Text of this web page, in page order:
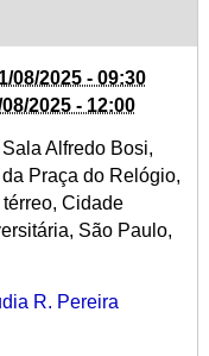
08/2025 - 09:30
08/2025 - 12:00
Sala Alfredo Bosi,
da Praça do Relógio,
térreo, Cidade
São Paulo,
R. Pereira